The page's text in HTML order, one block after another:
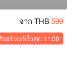
จาก THB599
ออร์เดอร์เร็วสุด: 11:00